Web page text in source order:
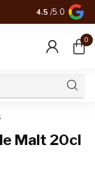
Voor 16:00
4.5 /5.0
0
Malt 20cl